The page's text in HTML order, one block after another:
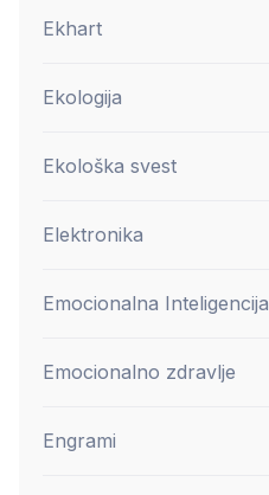
Ekhart
Ekologija
Ekološka svest
Elektronika
Emocionalna Inteligencija
Emocionalno zdravlje
Engrami